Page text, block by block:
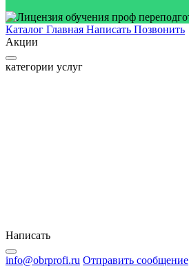
Каталог Главная Написать Позвонить
Акции
категории услуг
Написать
info@obrprofi.ru Отправить сообщение